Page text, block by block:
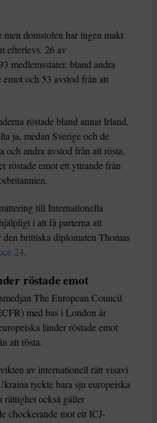
men domstolen har ingen makt
efterlevs. 26 av
medlemsstater, bland andra
och 53 avstod från att
röstade bland annat Irland,
ja, medan Sverige och de
och andra avstod från att rösta,
röstade emot ett yttrande från
till Internationella
i att få parterna att
brittiska diplomaten Thomas
24.
röstade emot
The European Council
med bas i London är
länder röstade emot
att rösta.
av internationell rätt visavi
tyckte bara sju europeiska
rättighet också gäller
chockerande mot ett ICJ-